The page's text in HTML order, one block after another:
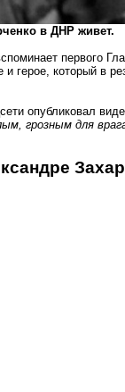
в ДНР живет.
первого
герое, который в
опубликовал
грозным для